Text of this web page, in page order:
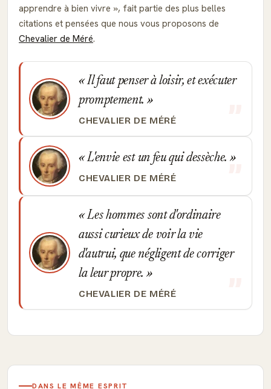
apprendre à bien vivre
, fait partie des plus belles
citations et pensées que nous vous proposons de
Chevalier de Méré.
Il faut penser à loisir, et exécuter
promptement.
CHEVALIER DE MÉRÉ
L'envie est un feu qui dessèche.
CHEVALIER DE MÉRÉ
Les hommes sont d'ordinaire
aussi curieux de voir la vie
d'autrui, que négligent de corriger
la leur propre.
CHEVALIER DE MÉRÉ
DANS LE MÊME ESPRIT